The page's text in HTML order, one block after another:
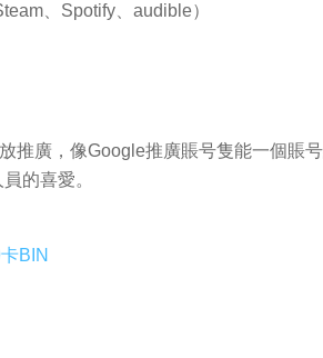
、Spotify、audible）
推廣，像Google推廣賬号隻能一個賬
的喜愛。
BIN